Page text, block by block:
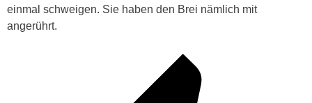
einmal schweigen. Sie haben den Brei nämlich mit
angerührt.